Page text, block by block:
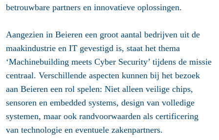
betrouwbare partners en innovatieve oplossingen.
Aangezien in Beieren een groot aantal bedrijven uit de
maakindustrie en IT gevestigd is, staat het thema
‘Machinebuilding meets Cyber Security’ tijdens de missie
centraal. Verschillende aspecten kunnen bij het bezoek
aan Beieren een rol spelen: Niet alleen veilige chips,
sensoren en embedded systems, design van volledige
systemen, maar ook randvoorwaarden als certificering
van technologie en eventuele zakenpartners.